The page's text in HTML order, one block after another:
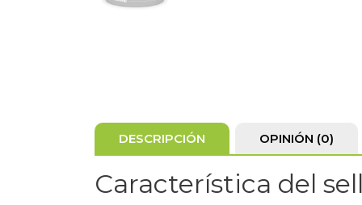
DESCRIPCIÓN OPINIÓN (0)
Característica del